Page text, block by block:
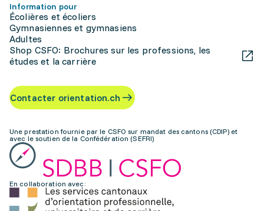
Information pour
Écolières et écoliers
Gymnasiennes et gymnasiens
Adultes
Shop CSFO: Brochures sur les professions, les
études et la carrière
Contacter orientation.ch
Une prestation fournie par le CSFO sur mandat des cantons (CDIP) et
avec le soutien de la Confédération (SEFRI)
En collaboration avec: